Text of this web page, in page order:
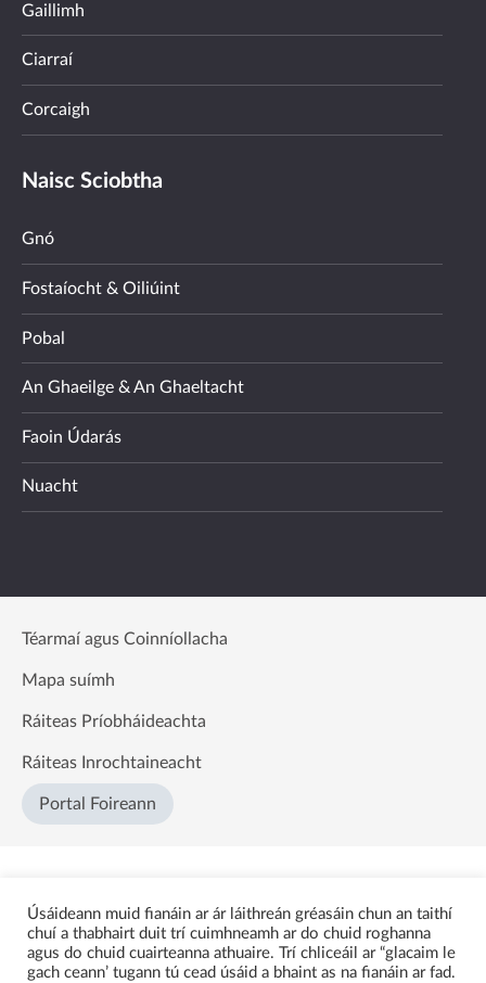
Gaillimh
Ciarraí
Corcaigh
Naisc Sciobtha
Gnó
Fostaíocht & Oiliúint
Pobal
An Ghaeilge & An Ghaeltacht
Faoin Údarás
Nuacht
Téarmaí agus Coinníollacha
Mapa suímh
Ráiteas Príobháideachta
Ráiteas Inrochtaineacht
Portal Foireann
Úsáideann muid fianáin ar ár láithreán gréasáin chun an taithí
chuí a thabhairt duit trí cuimhneamh ar do chuid roghanna
agus do chuid cuairteanna athuaire. Trí chliceáil ar “glacaim le
gach ceann’ tugann tú cead úsáid a bhaint as na fianáin ar fad.